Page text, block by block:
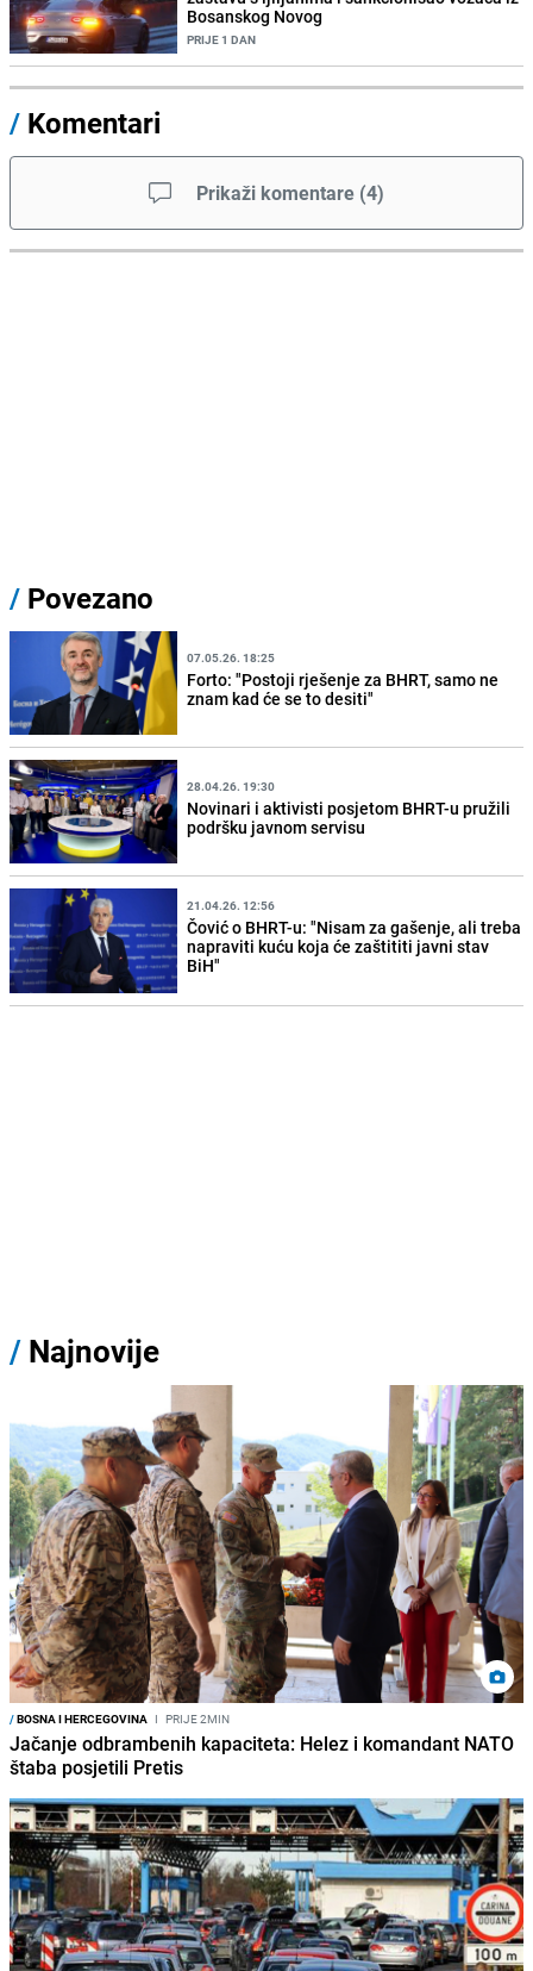
Bosanskog Novog
PRIJE 1 DAN
/ Komentari
Prikaži komentare (4)
/ Povezano
07.05.26. 18:25
Forto: "Postoji rješenje za BHRT, samo ne
znam kad će se to desiti"
28.04.26. 19:30
Novinari i aktivisti posjetom BHRT-u pružili
podršku javnom servisu
21.04.26. 12:56
Čović o BHRT-u: "Nisam za gašenje, ali treba
napraviti kuću koja će zaštititi javni stav
BiH"
/ Najnovije
/BOSNA I HERCEGOVINA I PRIJE 2MIN
Jačanje odbrambenih kapaciteta: Helez i komandant NATO
štaba posjetili Pretis